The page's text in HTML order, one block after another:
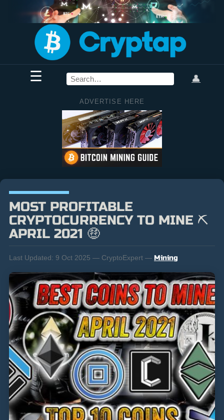
☰ 👤
ADVERTISE HERE
MOST PROFITABLE
CRYPTOCURRENCY TO MINE ⛏
APRIL 2021 🤑
Last Updated: 9 Oct 2025 — CryptoExpert — Mining